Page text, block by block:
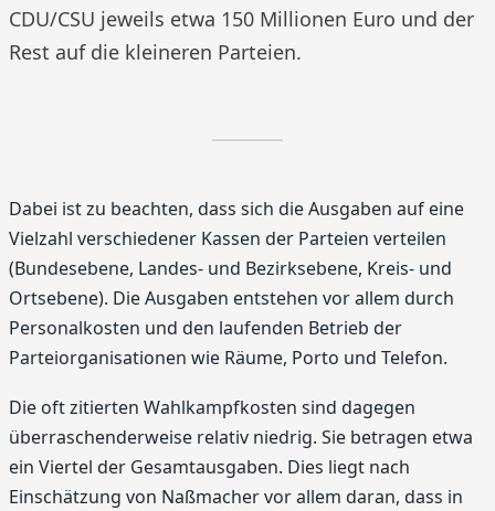
CDU/CSU jeweils etwa 150 Millionen Euro und der
Rest auf die kleineren Parteien.
Dabei ist zu beachten, dass sich die Ausgaben auf eine
Vielzahl verschiedener Kassen der Parteien verteilen
(Bundesebene, Landes- und Bezirksebene, Kreis- und
Ortsebene). Die Ausgaben entstehen vor allem durch
Personalkosten und den laufenden Betrieb der
Parteiorganisationen wie Räume, Porto und Telefon.
Die oft zitierten Wahlkampfkosten sind dagegen
überraschenderweise relativ niedrig. Sie betragen etwa
ein Viertel der Gesamtausgaben. Dies liegt nach
Einschätzung von Naßmacher vor allem daran, dass in